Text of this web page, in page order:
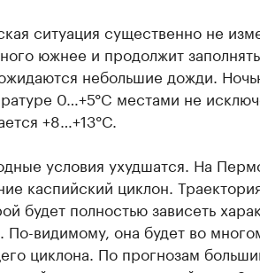
ситуация существенно не
южнее и продолжит
небольшие дожди.
0…+5°C местами не
+8…+13°C.
условия ухудшатся. На
каспийский циклон.
будет полностью зависеть
По-видимому, она будет во
циклона. По прогнозам